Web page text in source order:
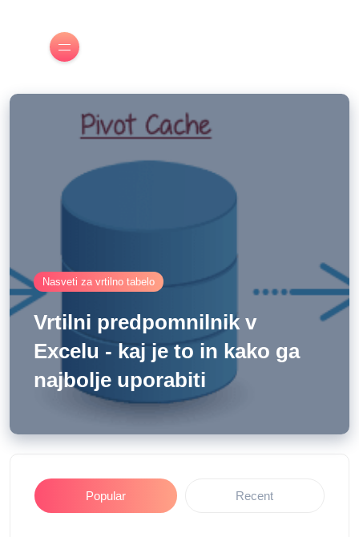
Nasveti za vrtilno tabelo
Vrtilni predpomnilnik v
Excelu - kaj je to in kako ga
najbolje uporabiti
Popular Recent